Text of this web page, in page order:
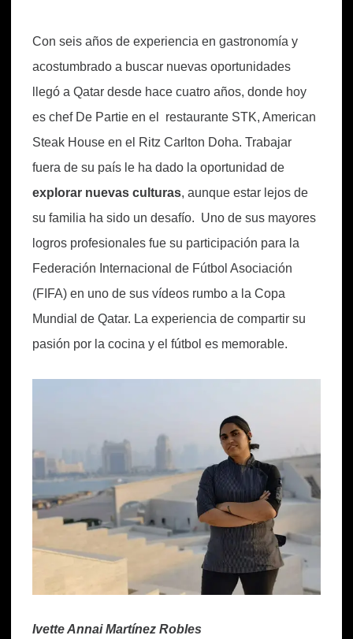
Con seis años de experiencia en gastronomía y
acostumbrado a buscar nuevas oportunidades
llegó a Qatar desde hace cuatro años, donde hoy
es chef De Partie en el restaurante STK, American
Steak House en el Ritz Carlton Doha. Trabajar
fuera de su país le ha dado la oportunidad de
explorar nuevas culturas, aunque estar lejos de
su familia ha sido un desafío. Uno de sus mayores
logros profesionales fue su participación para la
Federación Internacional de Fútbol Asociación
(FIFA) en uno de sus vídeos rumbo a la Copa
Mundial de Qatar. La experiencia de compartir su
pasión por la cocina y el fútbol es memorable.
Ivette Annai Martínez Robles